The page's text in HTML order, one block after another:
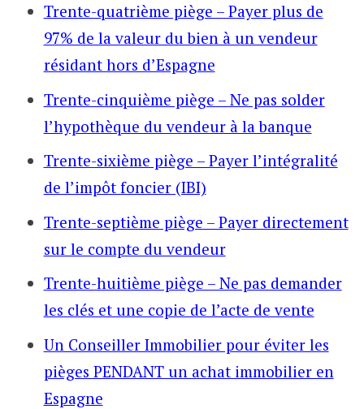
Trente-quatrième piège – Payer plus de
97% de la valeur du bien à un vendeur
résidant hors d’Espagne
Trente-cinquième piège – Ne pas solder
l’hypothèque du vendeur à la banque
Trente-sixième piège – Payer l’intégralité
de l’impôt foncier (IBI)
Trente-septième piège – Payer directement
sur le compte du vendeur
Trente-huitième piège – Ne pas demander
les clés et une copie de l’acte de vente
Un Conseiller Immobilier pour éviter les
pièges PENDANT un achat immobilier en
Espagne